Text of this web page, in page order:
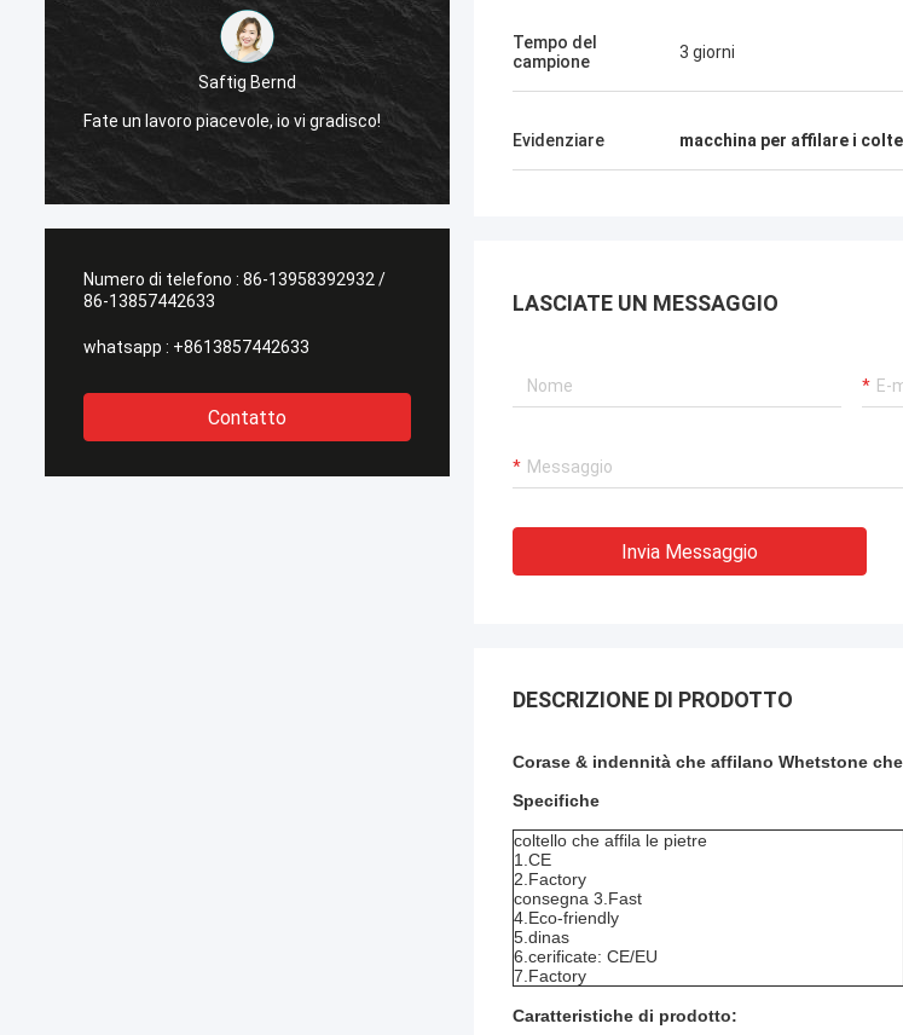
Saftig Bernd
Fate un lavoro piacevole, io vi gradisco!
Scilla di Chris
l'altro fornitore!
Numero di telefono : 86-13958392932 /
86-13857442633
whatsapp : +8613857442633
Contatto
Tempo del
campione
3 giorni
Evidenziare macchina per affilare i
LASCIATE UN MESSAGGIO
Invia Messaggio
DESCRIZIONE DI PRODOTTO
Corase & indennità che affilano Whetstone
Specifiche
coltello che affila le pietre
1.CE
2.Factory
consegna 3.Fast
4.Eco-friendly
5.dinas
6.cerificate: CE/EU
7.Factory
Caratteristiche di prodotto: